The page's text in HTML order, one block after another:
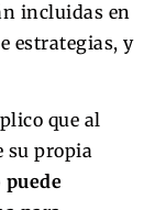
incluidas en
estrategias, y
que al
su propia